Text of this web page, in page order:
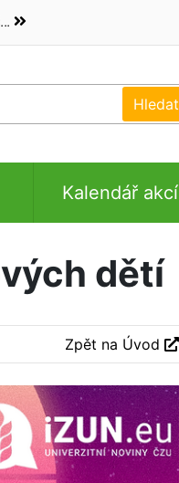
Kalendář akcí
dětí
Zpět na Úvod